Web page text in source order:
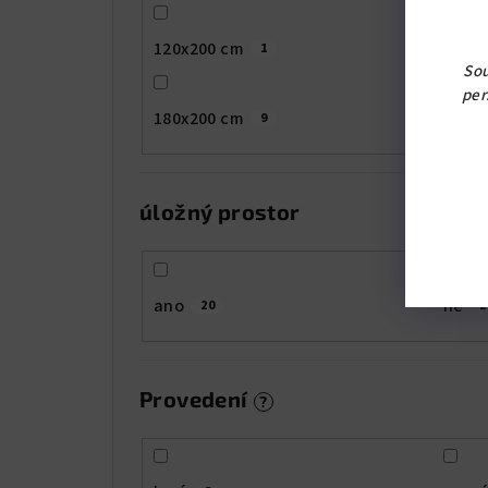
120x200 cm 1
180x200 cm 9
úložný prostor
ano 20 ne 2
Provedení ?